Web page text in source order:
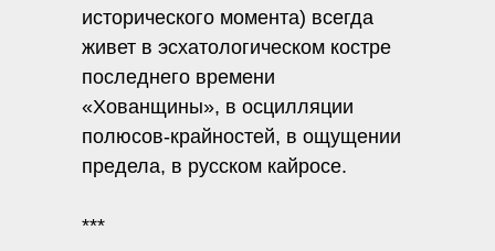
исторического момента) всегда
живет в эсхатологическом костре
последнего времени
«Хованщины», в осцилляции
полюсов-крайностей, в ощущении
предела, в русском кайросе.
***